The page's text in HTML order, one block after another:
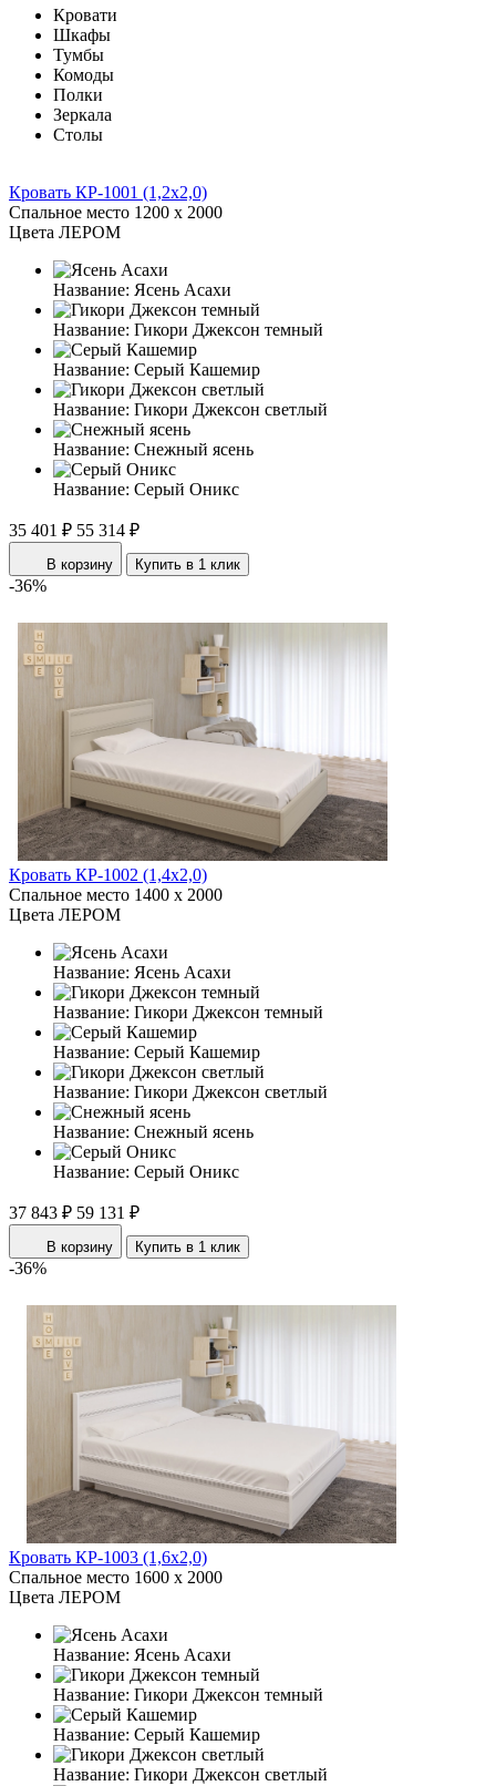
Кровати
Шкафы
Тумбы
Комоды
Полки
Зеркала
Столы
Кровать КР-1001 (1,2x2,0)
Спальное место 1200 x 2000
Цвета ЛЕРОМ
Название: Ясень Асахи
Название: Гикори Джексон темный
Название: Серый Кашемир
Название: Гикори Джексон светлый
Название: Снежный ясень
Название: Серый Оникс
35 401 ₽ 55 314 ₽
В корзину Купить в 1 клик
-36%
Кровать КР-1002 (1,4x2,0)
Спальное место 1400 x 2000
Цвета ЛЕРОМ
Название: Ясень Асахи
Название: Гикори Джексон темный
Название: Серый Кашемир
Название: Гикори Джексон светлый
Название: Снежный ясень
Название: Серый Оникс
37 843 ₽ 59 131 ₽
В корзину Купить в 1 клик
-36%
Кровать КР-1003 (1,6x2,0)
Спальное место 1600 x 2000
Цвета ЛЕРОМ
Название: Ясень Асахи
Название: Гикори Джексон темный
Название: Серый Кашемир
Название: Гикори Джексон светлый